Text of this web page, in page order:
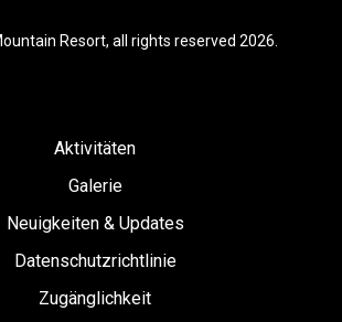
Resort, all rights reserved 2026.
Aktivitäten
Galerie
Neuigkeiten & Updates
Datenschutzrichtlinie
Zugänglichkeit